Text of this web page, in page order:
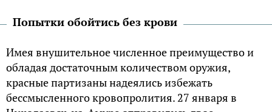
Попытки обойтись без крови
Имея внушительное численное преимущество и
обладая достаточным количеством оружия,
красные партизаны надеялись избежать
бессмысленного кровопролития. 27 января в